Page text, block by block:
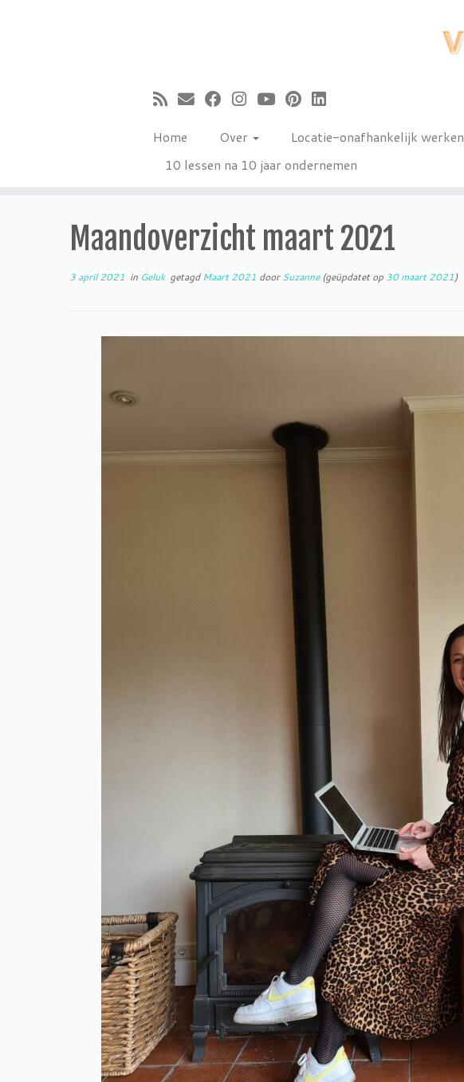
Home Over Locatie-onafhankelijk werken
10 lessen na 10 jaar ondernemen
Maandoverzicht maart 2021
3 april 2021 in Geluk getagdMaart 2021 doorSuzanne(geüpdatet op 30 maart 2021)